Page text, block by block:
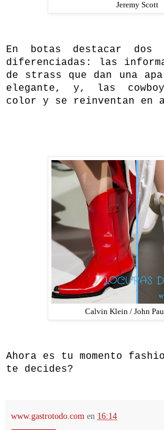
Jeremy Scott
En botas destacar dos
diferenciadas: las
de strass que dan una
elegante, y, las
color y se reinventan en
Calvin Klein / John
Ahora es tu momento
te decides?
www.gastrotodo.com en 16:14